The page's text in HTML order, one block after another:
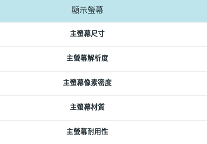
顯示螢幕
主螢幕尺寸
主螢幕解析度
主螢幕像素密度
主螢幕材質
主螢幕耐用性